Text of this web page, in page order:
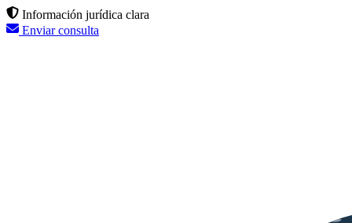
Información jurídica clara
Enviar consulta